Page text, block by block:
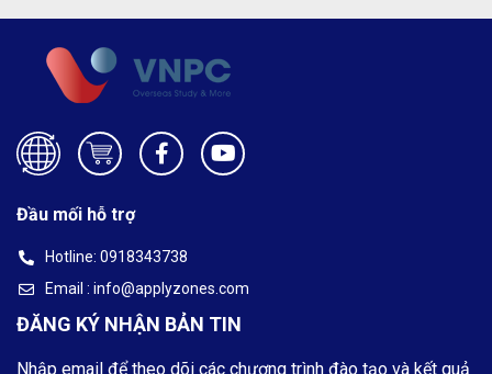
Đầu mối hỗ trợ
Hotline: 0918343738
Email : info@applyzones.com
ĐĂNG KÝ NHẬN BẢN TIN
Nhập email để theo dõi các chương trình đào tạo và kết quả